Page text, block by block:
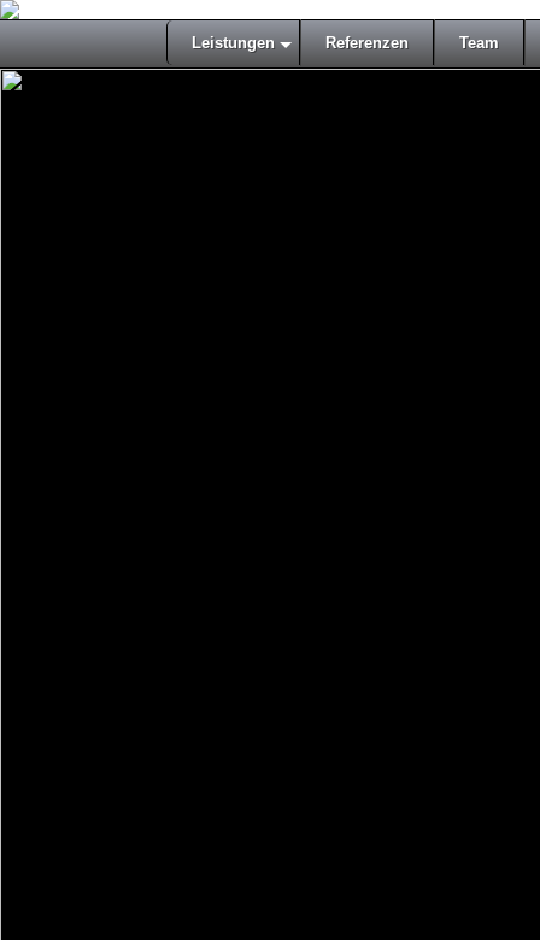
Leistungen Referenzen Team